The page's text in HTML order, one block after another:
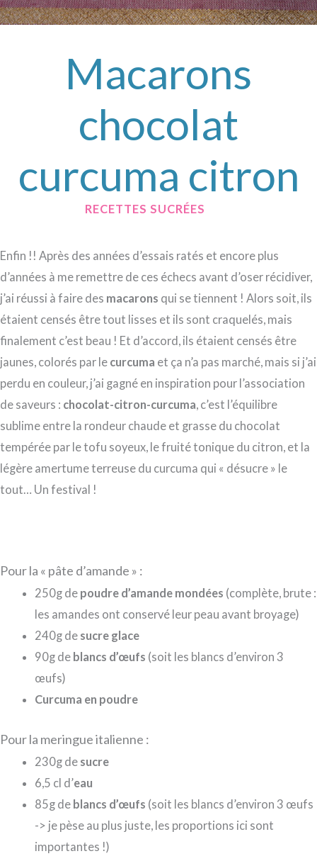
Macarons
chocolat
curcuma citron
RECETTES SUCRÉES
Enfin !! Après des années d’essais ratés et encore plus
d’années à me remettre de ces échecs avant d’oser récidiver,
j’ai réussi à faire des macarons qui se tiennent ! Alors soit, ils
étaient censés être tout lisses et ils sont craquelés, mais
finalement c’est beau ! Et d’accord, ils étaient censés être
jaunes, colorés par le curcuma et ça n’a pas marché, mais si j’ai
perdu en couleur, j’ai gagné en inspiration pour l’association
de saveurs : chocolat-citron-curcuma, c’est l’équilibre
sublime entre la rondeur chaude et grasse du chocolat
tempérée par le tofu soyeux, le fruité tonique du citron, et la
légère amertume terreuse du curcuma qui « désucre » le
tout… Un festival !
Pour la « pâte d’amande » :
250g de poudre d’amande mondées (complète, brute :
les amandes ont conservé leur peau avant broyage)
240g de sucre glace
90g de blancs d’œufs (soit les blancs d’environ 3
œufs)
Curcuma en poudre
Pour la meringue italienne :
230g de sucre
6,5 cl d’eau
85g de blancs d’œufs (soit les blancs d’environ 3 œufs
-> je pèse au plus juste, les proportions ici sont
importantes !)